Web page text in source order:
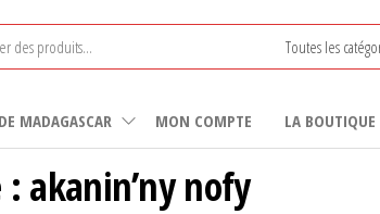
MADAGASCAR MON COMPTE LA
: akanin’ny nofy